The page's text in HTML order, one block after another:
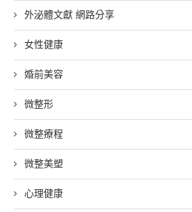
外泌體文獻 網路分享
女性健康
婚前美容
微整形
微整療程
微整美塑
心理健康